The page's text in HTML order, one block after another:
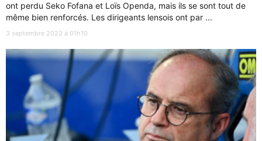
ont perdu Seko Fofana et Loïs Openda, mais ils se sont tout de
même bien renforcés. Les dirigeants lensois ont par ...
3 septembre 2023 à 01h10